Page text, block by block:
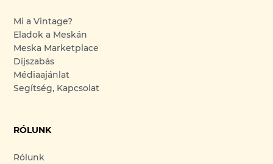
Mi a Vintage?
Eladok a Meskán
Meska Marketplace
Díjszabás
Médiaajánlat
Segítség, Kapcsolat
RÓLUNK
Rólunk